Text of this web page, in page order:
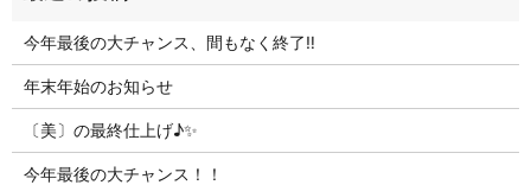
今年最後の大チャンス、間もなく終了‼
年末年始のお知らせ
〔美〕の最終仕上げ♪✨
今年最後の大チャンス！！